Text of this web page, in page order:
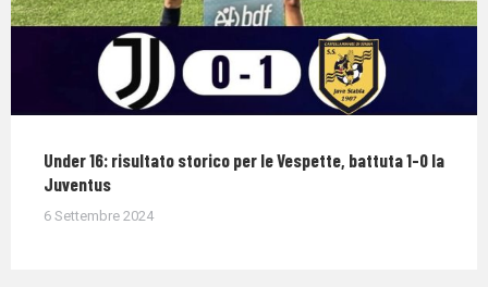
Under 16: risultato storico per le Vespette, battuta 1-0 la
Juventus
6 Settembre 2024